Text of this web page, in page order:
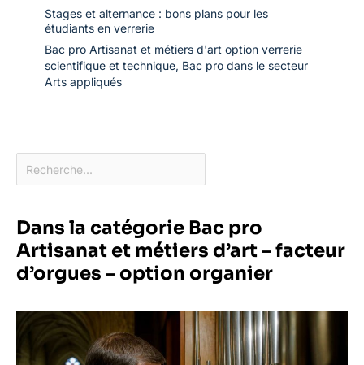
Stages et alternance : bons plans pour les
étudiants en verrerie
Bac pro Artisanat et métiers d'art option verrerie
scientifique et technique, Bac pro dans le secteur
Arts appliqués
Dans la catégorie Bac pro
Artisanat et métiers d’art – facteur
d’orgues – option organier